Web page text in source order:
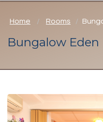
Home Rooms
Bungalow Eden